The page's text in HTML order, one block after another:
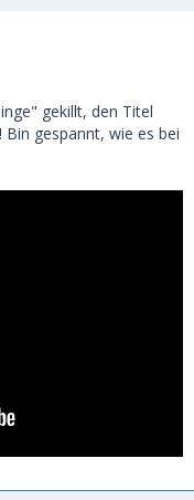
gekillt, den Titel
gespannt, wie es bei